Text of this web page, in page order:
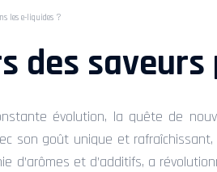
les e-liquides ?
des
évolution, la quête de
son goût unique et
d’arômes et d’additifs, a